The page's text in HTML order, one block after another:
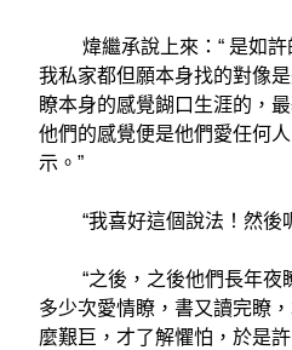
煒繼承說上來：“ 是如許
我私家都但願本身找的對像
瞭本身的感覺餬口生涯的，
他們的感覺便是他們愛任何
示。”
“我喜好這個說法！然後
“之後，之後他們長年夜
多少次愛情瞭，書又讀完瞭
麼艱巨，才了解懼怕，於是